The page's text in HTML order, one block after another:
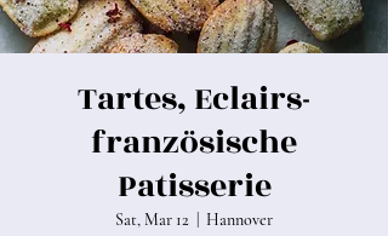
Tartes, Eclairs-
französische
Patisserie
Sat, Mar 12 Hannover